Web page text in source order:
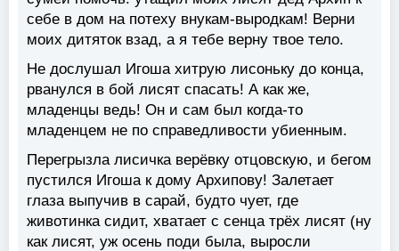
себе в дом на потеху внукам-выродкам! Верни
моих дитяток взад, а я тебе верну твое тело.
Не дослушал Игоша хитрую лисоньку до конца,
рванулся в бой лисят спасать! А как же,
младенцы ведь! Он и сам был когда-то
младенцем не по справедливости убиенным.
Перегрызла лисичка верёвку отцовскую, и бегом
пустился Игоша к дому Архипову! Залетает
глаза выпучив в сарай, будто чует, где
животинка сидит, хватает с сенца трёх лисят (ну
как лисят, уж осень поди была, выросли